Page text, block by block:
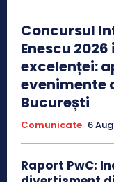
Concursul
Enescu
excelenței:
evenimente
București
Comunicate 6
Raport PwC: